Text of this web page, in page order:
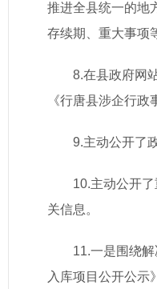
推进全县统一的地
存续期、重大事项
8.在县政府网
《行唐县涉企行
9.主动公开了
10.主动公开
关信息。
11.一是围绕
入库项目公开公示